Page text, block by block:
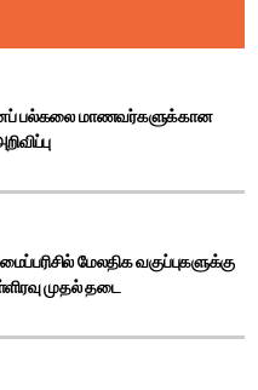
பல்கலை மாணவர்களுக்கான
மேலதிக வகுப்புகளுக்கு
முதல் தடை